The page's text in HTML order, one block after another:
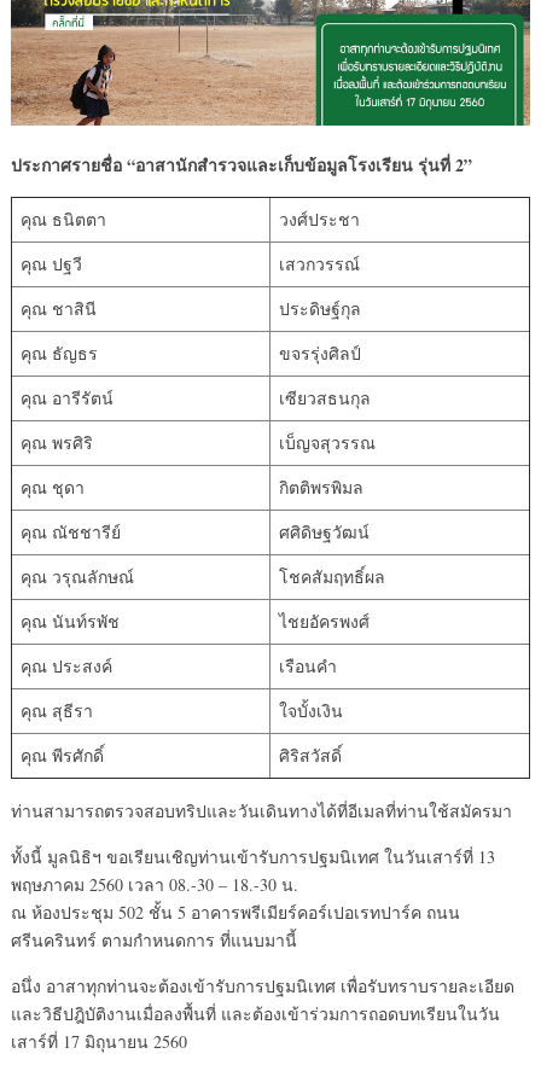
ประกาศรายชื่อ“อาสานักสำรวจและเก็บข้อมูลโรงเรียน รุ่นที่2”
คุณ ธนิตตา
วงศ์ประชา
คุณ ปฐวี
เสวกวรรณ์
คุณ ชาสินี
ประดิษฐ์กุล
คุณ ธัญธร
ขจรรุ่งศิลป์
คุณ อารีรัตน์
เซียวสธนกุล
คุณ พรศิริ
เบ็ญจสุวรรณ
คุณ ชุดา
กิตติพรพิมล
คุณ ณัชชารีย์
ศศิดิษฐวัฒน์
คุณ วรุณลักษณ์
โชคสัมฤทธิ์ผล
คุณ นันท์รพัช
ไชยอัครพงศ์
คุณ ประสงค์
เรือนคำ
คุณ สุธีรา
ใจบั้งเงิน
คุณ พีรศักดิ์
ศิริสวัสดิ์
ท่านสามารถตรวจสอบทริปและวันเดินทางได้ที่อีเมลที่ท่านใช้สมัครมา
ทั้งนี้ มูลนิธิฯ ขอเรียนเชิญท่านเข้ารับการปฐมนิเทศ ในวันเสาร์ที่ 13
พฤษภาคม 2560 เวลา 08.-30 – 18.-30 น.
ณ ห้องประชุม 502 ชั้น 5 อาคารพรีเมียร์คอร์เปอเรทปาร์ค ถนน
ศรีนครินทร์ ตามกำหนดการ ที่แนบมานี้
อนึ่ง อาสาทุกท่านจะต้องเข้ารับการปฐมนิเทศ เพื่อรับทราบรายละเอียด
และวิธีปฎิบัติงานเมื่อลงพื้นที่ และต้องเข้าร่วมการถอดบทเรียนในวัน
เสาร์ที่ 17 มิถุนายน 2560